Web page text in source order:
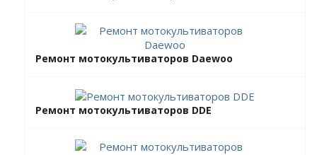
Ремонт мотокультиваторов Daewoo
Ремонт мотокультиваторов DDE